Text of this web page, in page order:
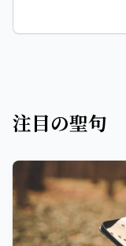
注目の聖句